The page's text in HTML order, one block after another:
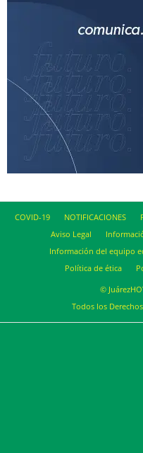
COVID-19 NOTIFICACIONES
Aviso Legal
Información del equipo
Política de ética
©
Todos los